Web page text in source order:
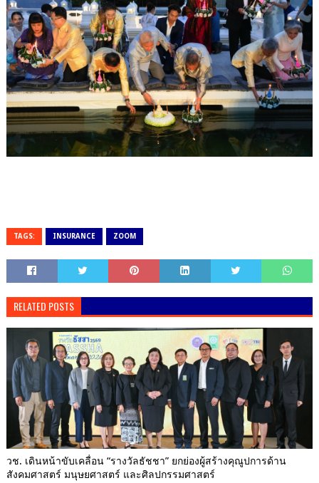
TAGS: INSURANCE ZOOM
RELATED POSTS
วช. เดินหน้าขับเคลื่อน “รางวัลธัชชา” ยกย่องผู้สร้างคุณูปการด้าน
สังคมศาสตร์ มนุษยศาสตร์ และศิลปกรรมศาสตร์